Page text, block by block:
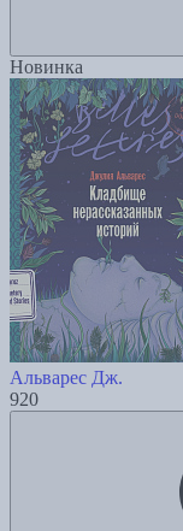
Новинка
Альварес Дж.
920